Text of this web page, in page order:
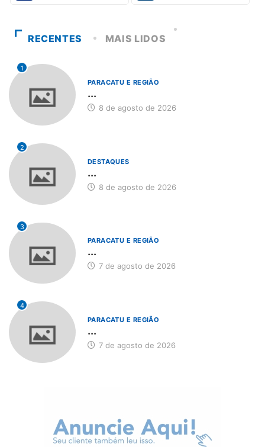
RECENTES MAIS LIDOS
1
PARACATU E REGIÃO
...
8 de agosto de 2026
2
DESTAQUES
...
8 de agosto de 2026
3
PARACATU E REGIÃO
...
7 de agosto de 2026
4
PARACATU E REGIÃO
...
7 de agosto de 2026